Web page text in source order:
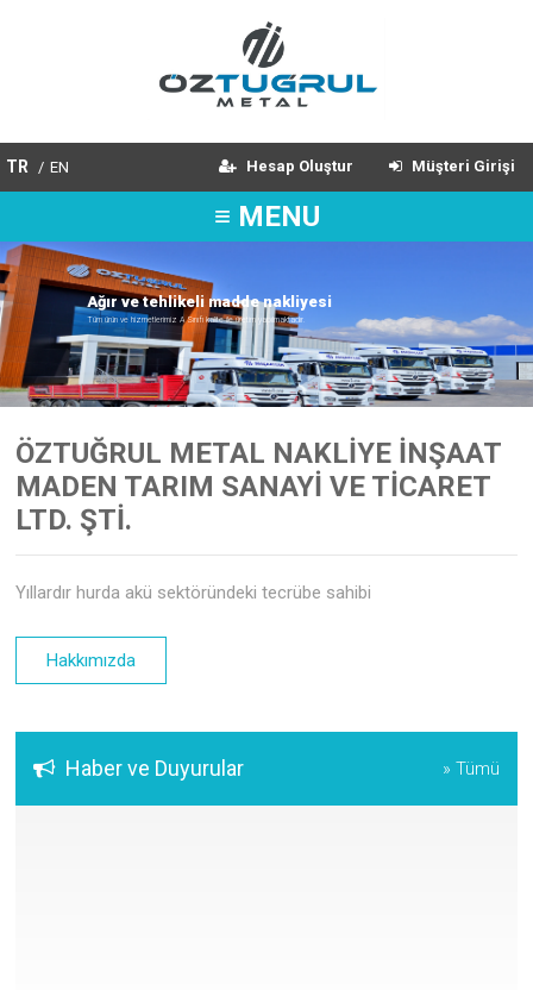
TR / EN Müşteri Girişi
Hesap Oluştur
≡ MENU
Ağır ve tehlikel i madde na kl iyesi
Tüm ürün ve hizmetlerimiz A Sınıfı kalite ile üretim yapılmaktadır.
ÖZTUĞRUL METAL NAKLİYE İNŞAAT
MADEN TARIM SANAYİ VE TİCARET
LTD. ŞTİ.
Yıllardır hurda akü sektöründeki tecrübe sahibi
Hakkımızda
Haber ve Duyurular » Tümü